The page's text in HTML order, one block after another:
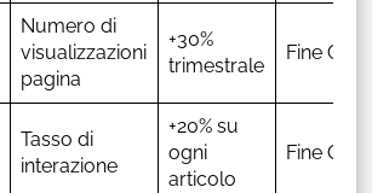
Numero di
visualizzazioni
pagina
+30%
trimestrale
Fine Q2
Tasso di
interazione
+20% su
ogni
articolo
Fine Q3